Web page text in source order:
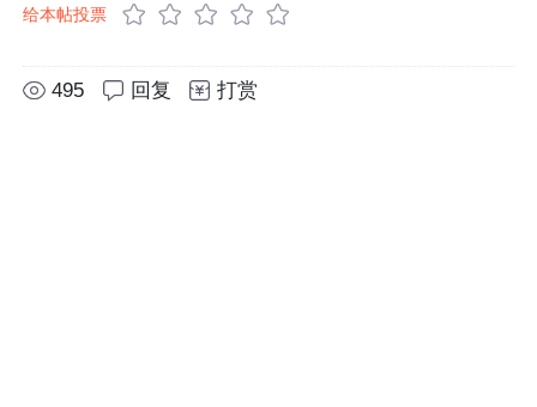
给本帖投票
495 回复 打赏